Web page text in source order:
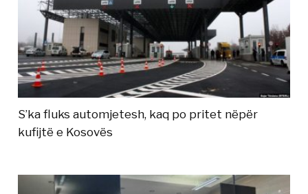
S’ka fluks automjetesh, kaq po pritet nëpër
kufijtë e Kosovës